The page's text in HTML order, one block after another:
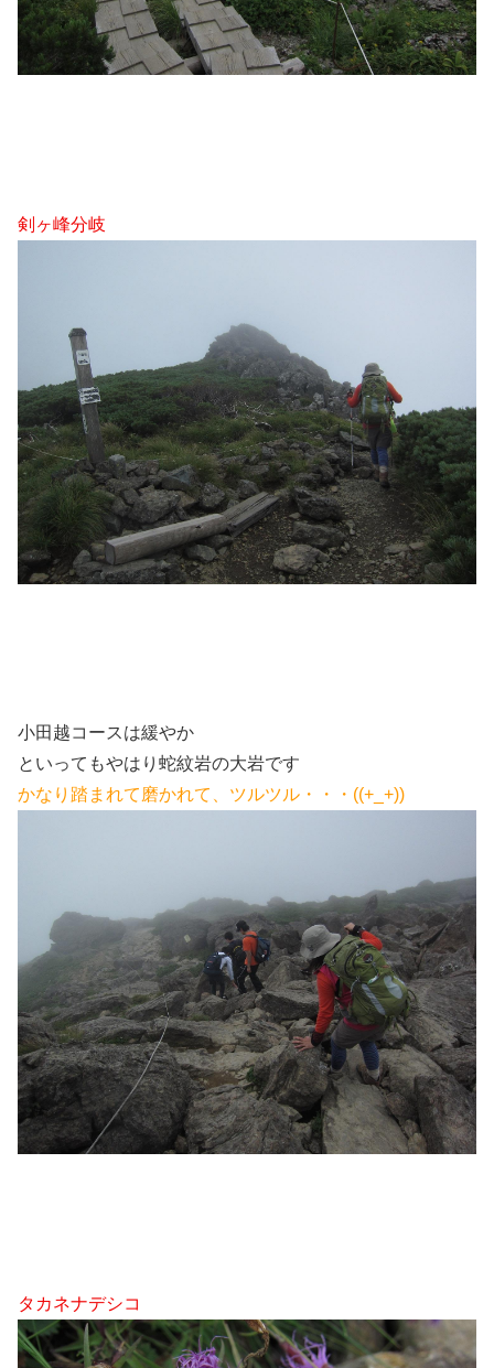
剣ヶ峰分岐
小田越コースは緩やか
といってもやはり蛇紋岩の大岩です
かなり踏まれて磨かれて、ツルツル・・・((+_+))
タカネナデシコ